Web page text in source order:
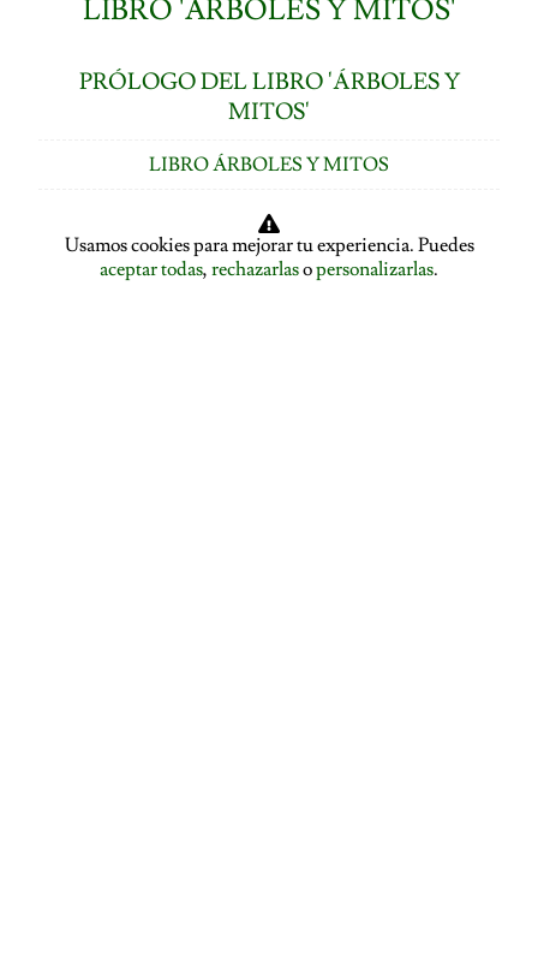
LIBRO 'ARBOLES Y MITOS'
PRÓLOGO DEL LIBRO 'ÁRBOLES Y
MITOS'
LIBRO ÁRBOLES Y MITOS
ÍNDICE DE CAPÍTULOS
LOS ÁRBOLES HABLAN: ASAMBLEA ARBÓREA
Usamos cookies para mejorar tu experiencia. Puedes
aceptar todas, rechazarlasopersonalizarlas.